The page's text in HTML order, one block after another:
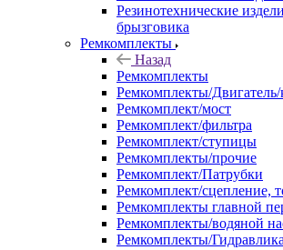
Резинотехнические
брызговика
Ремкомплекты
Назад
Ремкомплекты
Ремкомплекты/Двигатель/
Ремкомплект/мост
Ремкомплект/фильтра
Ремкомплект/ступицы
Ремкомплекты/прочие
Ремкомплект/Патрубки
Ремкомплект/сцепление,
Ремкомплекты главной
Ремкомплекты/водяной
Ремкомплекты/Гидравлика